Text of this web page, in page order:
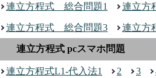
連立方程式 総合問題1 連立方
連立方程式 総合問題3 連立方
連立方程式 pcスマホ問題
連立方程式L1-代入法1 2 3